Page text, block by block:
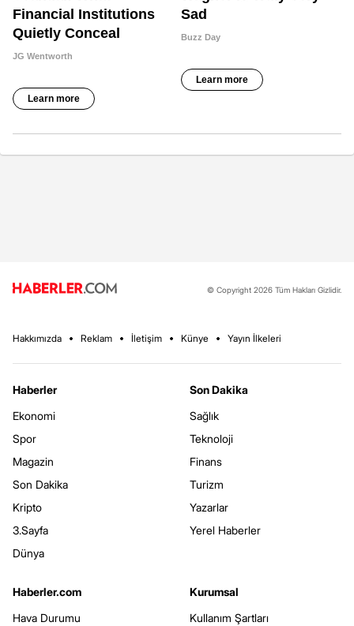
© Copyright 2026 Tüm Hakları Gizlidir.
Hakkımızda Reklam İletişim Künye Yayın İlkeleri
Haberler
Ekonomi
Spor
Magazin
Son Dakika
Kripto
3.Sayfa
Dünya
Son Dakika
Sağlık
Teknoloji
Finans
Turizm
Yazarlar
Yerel Haberler
Haberler.com
Hava Durumu
Kurumsal
Kullanım Şartları